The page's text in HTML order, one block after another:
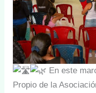
En este
Propio de la